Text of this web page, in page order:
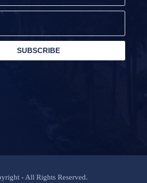
SUBSCRIBE
- All Rights Reserved.